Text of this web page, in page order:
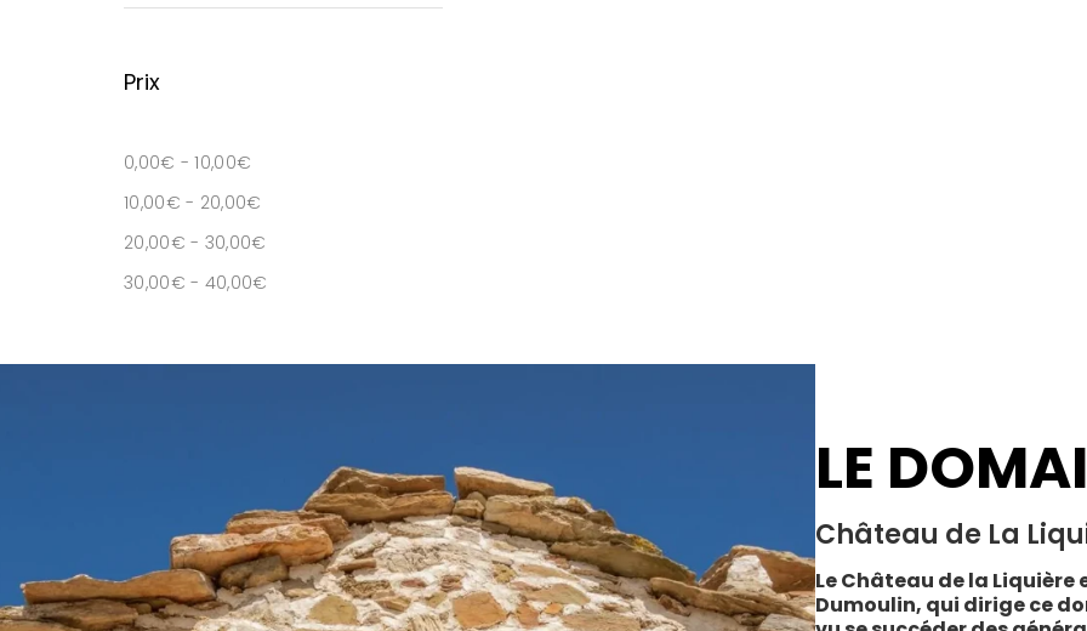
Prix
0,00€ -10,00€
10,00€ - 20,00€
20,00€ - 30,00€
30,00€ - 40,00€
LE
Château de La
Le Château de la
Dumoulin, qui dirige ce